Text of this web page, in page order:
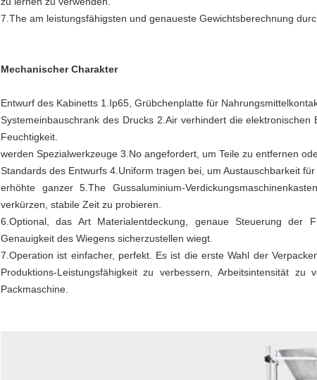
7.The am leistungsfähigsten und genaueste Gewichtsberechnung
Mechanischer Charakter
Entwurf des Kabinetts 1.Ip65, Grübchenplatte für
Systemeinbauschrank des Drucks 2.Air verhindert die
Feuchtigkeit.
werden Spezialwerkzeuge 3.No angefordert, um Teile zu entfernen
Standards des Entwurfs 4.Uniform tragen bei, um Austauschbarkeit für
erhöhte ganzer 5.The Gussaluminium-
verkürzen, stabile Zeit zu probieren.
6.Optional, das Art Materialentdeckung, genaue Steuerung der
Genauigkeit des Wiegens sicherzustellen wiegt.
7.Operation ist einfacher, perfekt. Es ist die erste Wahl der
Produktions-Leistungsfähigkeit zu verbessern, Arbeitsintensität
Packmaschine.